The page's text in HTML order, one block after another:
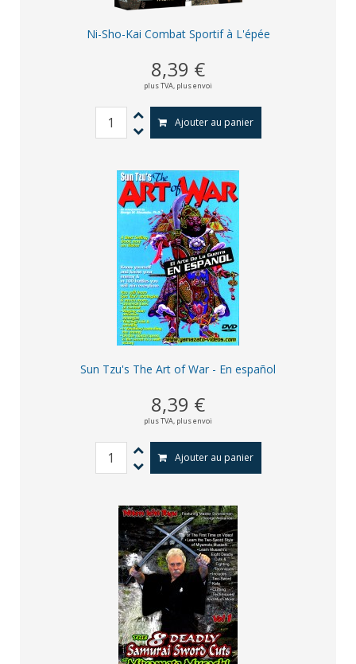
Ni-Sho-Kai Combat Sportif à L'épée
8,39 €
plus TVA, plus envoi
Ajouter au panier
Sun Tzu's The Art of War - En español
8,39 €
plus TVA, plus envoi
Ajouter au panier